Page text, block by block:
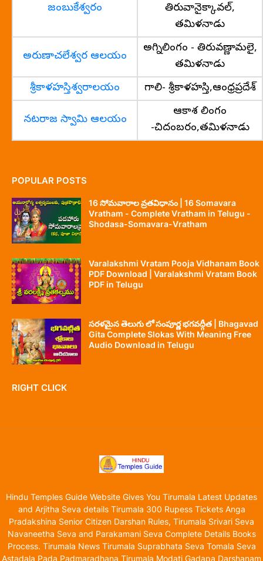
జంబుకేశ్వరం
తిరువానైక్కావల్,
తమిళనాడు
అరుణాచలేశ్వర ఆలయం
అగ్నిలింగం - తిరువణ్ణామలై,
తమిళనాడు
శ్రీకాళహస్తిశ్వరాలయం
గాలి- శ్రీకాళహస్తి,ఆంధ్రప్రదేశ్
నటరాజ స్వామి ఆలయం
ఆకాశ లింగం
-చిదంబరం,తమిళనాడు
POPULAR POSTS
16 సోమవారాల వ్రతవిధానం | 16 Somavara
Vratham - Complete Vratham in Telugu -
Shodasa-Somavara-Vratham
Varalakshmi Vratam Pooja Vidhanam Book
PDF Download | Varalakshmi Vratam Book
PDF in Telugu
సరళమైన తెలుగు లో సంపూర్ణ భగవద్గీత | Bhagavad
Gita Complete Slokas With Meaning Free
Audio Download in Telugu
RIGHT CLICK
Hindu Temples Guide Website Gives You Tirumala Latest Updates
and Arjitha Seva details Tirumala 300 Rupess Tickets Anga
Pradakshina Senior Citizen Darshan Rules, Tirumala Srivari Seva
Navaneetha Seva and Parakamani Seva Complete Details Books
Process. Tirumala News Tirumala Suprabhata Seva Tomala Seva
Astadala Pada Padmaradhana Tirumala Modati Gadapa Darshanam